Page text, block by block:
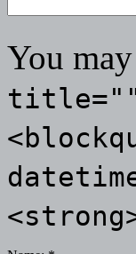
You